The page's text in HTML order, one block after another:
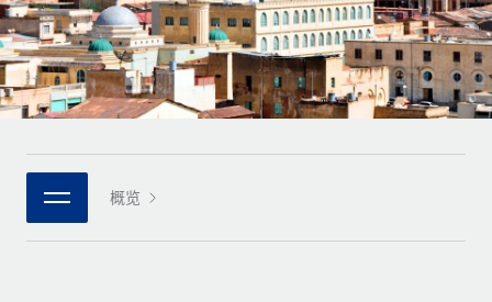
基础设施
Remote Embedded
将人力资源无缝融入工作流程
团队的内置核心人力资源功能
连接 新的
使用我们的 MCP 将任何人工智能工具与 Remote 平台相连
中型市场
通过定制化人力资源解决方案扩展团队
企业
与我们携手合作
战略技术合作伙伴
研究与指引
案例研究
人力资源术语表
核对表和模板
职位描述库
网络研讨会
Deutsch
Español
Italiano
Português (Portugal)
日本語
概览